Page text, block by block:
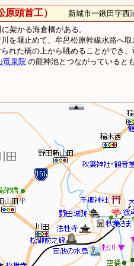
頭首工）
新城市一鍬田字西
架かる海倉橋がある。
を堰止めて、牟呂松原幹線水路へ
れた橋の上から眺めることができ
竜泉院の龍神池とつながっていると